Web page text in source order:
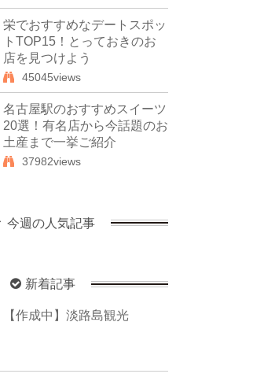
栄でおすすめなデートスポッ
トTOP15！とっておきのお
店を見つけよう
45045views
名古屋駅のおすすめスイーツ
20選！有名店から今話題のお
土産まで一挙ご紹介
37982views
今週の人気記事
新着記事
【作成中】淡路島観光